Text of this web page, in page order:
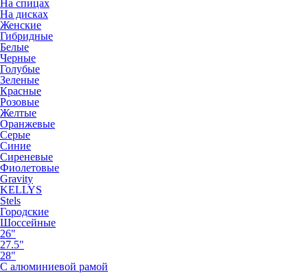
На спицах
На дисках
Женские
Гибридные
Белые
Черные
Голубые
Зеленые
Красные
Розовые
Желтые
Оранжевые
Серые
Синие
Сиреневые
Фиолетовые
Gravity
KELLYS
Stels
Городские
Шоссейные
26"
27.5"
28"
С алюминиевой рамой